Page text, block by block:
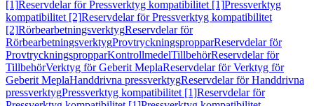
[1]Reservdelar för Pressverktyg kompatibilitet [1]Pressverktyg
kompatibilitet [2]Reservdelar för Pressverktyg kompatibilitet
[2]RörbearbetningsverktygReservdelar för
RörbearbetningsverktygProvtryckningspropparReservdelar för
ProvtryckningspropparKontrollmedelTillbehörReservdelar för
TillbehörVerktyg för Geberit MeplaReservdelar för Verktyg för
Geberit MeplaHanddrivna pressverktygReservdelar för Handdrivna
pressverktygPressverktyg kompatibilitet [1]Reservdelar för